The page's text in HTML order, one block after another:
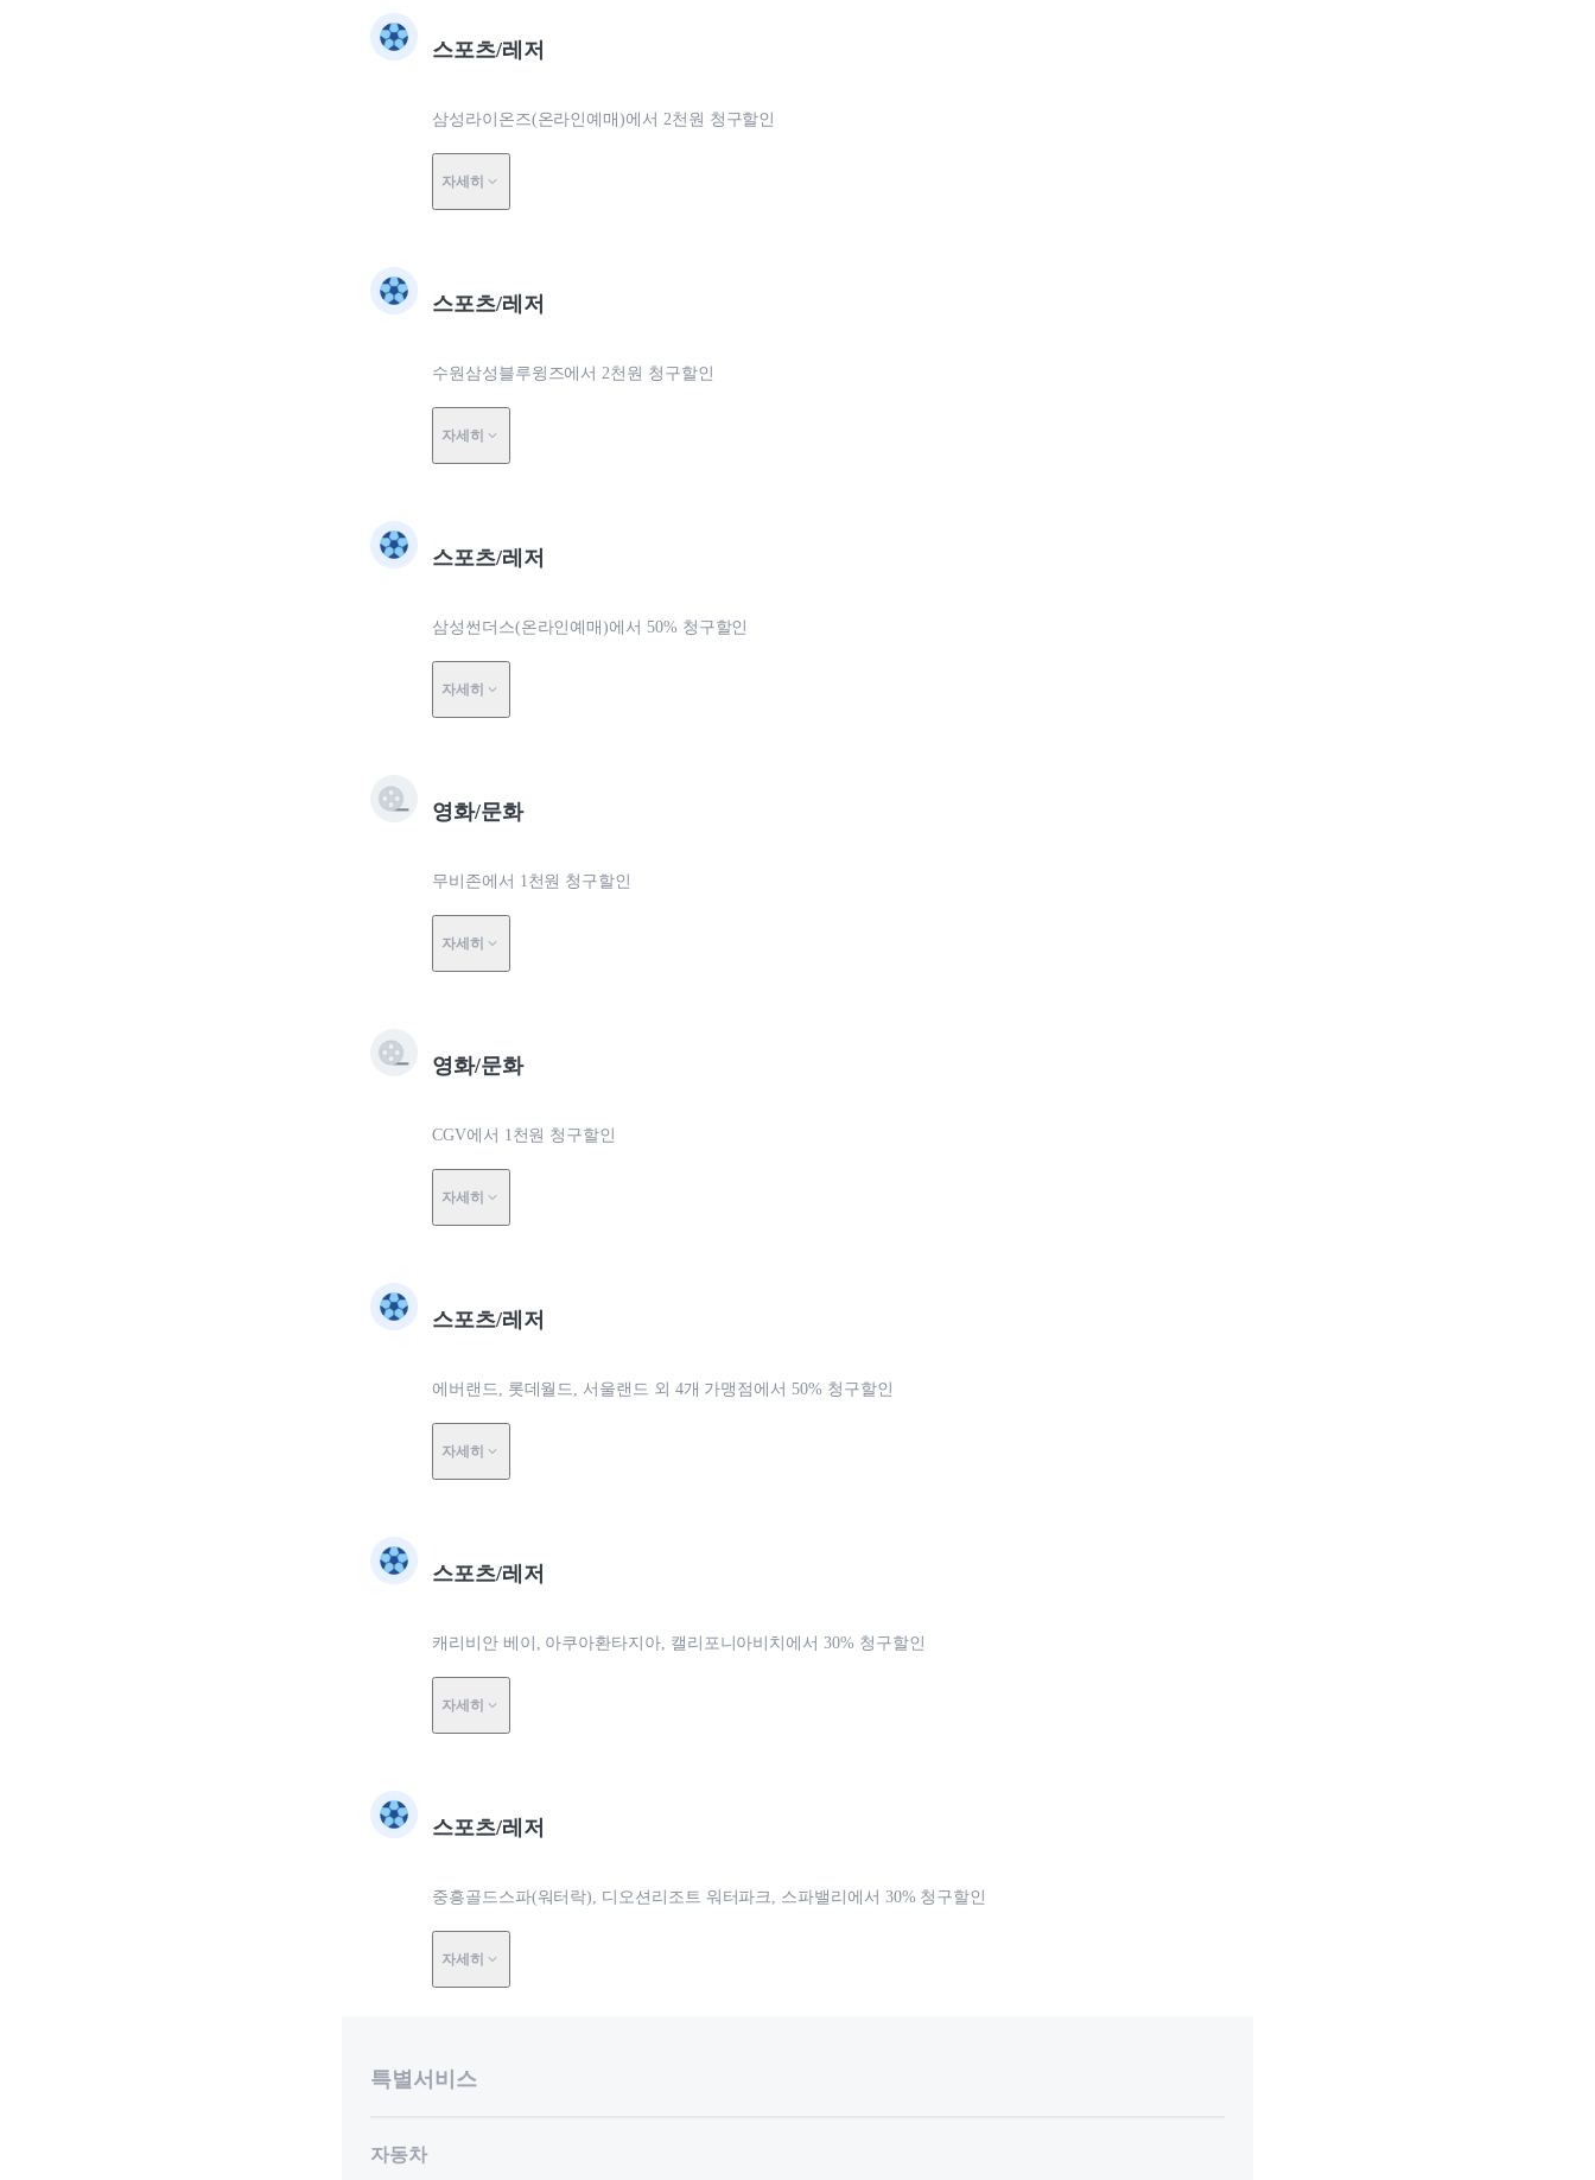
스포츠/레저
삼성라이온즈(온라인예매)에서 2천원 청구할인
자세히
스포츠/레저
수원삼성블루윙즈에서 2천원 청구할인
자세히
스포츠/레저
삼성썬더스(온라인예매)에서 50% 청구할인
자세히
영화/문화
무비존에서 1천원 청구할인
자세히
영화/문화
CGV에서 1천원 청구할인
자세히
스포츠/레저
에버랜드, 롯데월드, 서울랜드 외 4개 가맹점에서 50% 청구할인
자세히
스포츠/레저
캐리비안 베이, 아쿠아환타지아, 캘리포니아비치에서 30% 청구할인
자세히
스포츠/레저
중흥골드스파(워터락), 디오션리조트 워터파크, 스파밸리에서 30% 청구할인
자세히
특별서비스
자동차